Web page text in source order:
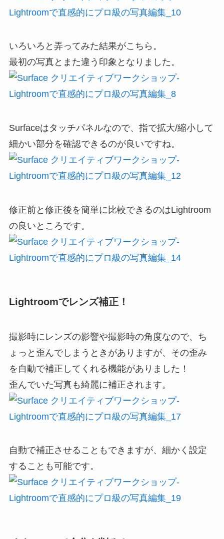
いろいろと弄ってみた結果がこちら。
最初の写真とまた違う印象となりました。
Surfaceはタッチパネルなので、指で拡大/縮小して
細かい部分を確認できるのが良いですね。
修正前と修正後を簡単に比較できるのはLightroom
の良いところです。
Lightroomでレンズ補正！
撮影時にレンズの影響や撮影時の角度なので、ち
ょっと歪んでしまうときがありますが、その歪み
を自動で補正してくれる機能がありました！
歪んでいた写真も綺麗に補正されます。
自動で補正させることもできますが、細かく設定
することも可能です。